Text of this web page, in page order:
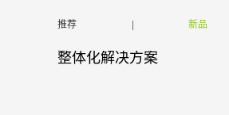
推荐 新品
整体化解决方案